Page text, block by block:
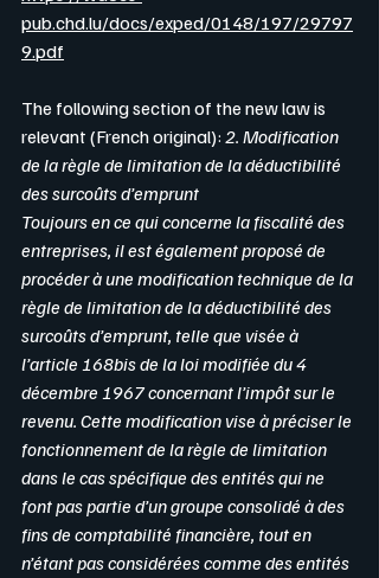
pub.chd.lu/docs/exped/0148/197/29797
9.pdf
The following section of the new law is
relevant (French original): 2. Modification
de la règle de limitation de la déductibilité
des surcoûts d’emprunt
Toujours en ce qui concerne la fiscalité des
entreprises, il est également proposé de
procéder à une modification technique de la
règle de limitation de la déductibilité des
surcoûts d’emprunt, telle que visée à
l’article 168bis de la loi modifiée du 4
décembre 1967 concernant l’impôt sur le
revenu. Cette modification vise à préciser le
fonctionnement de la règle de limitation
dans le cas spécifique des entités qui ne
font pas partie d’un groupe consolidé à des
fins de comptabilité financière, tout en
n’étant pas considérées comme des entités